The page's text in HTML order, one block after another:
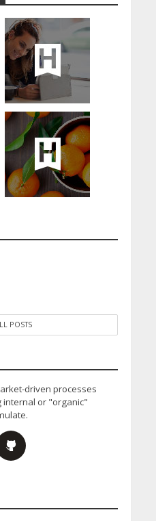
POSTS
driven processes
internal or "organic"